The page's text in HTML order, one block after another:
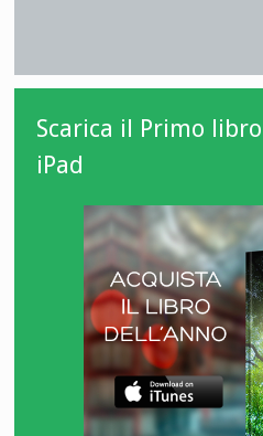
Scarica il Primo
iPad